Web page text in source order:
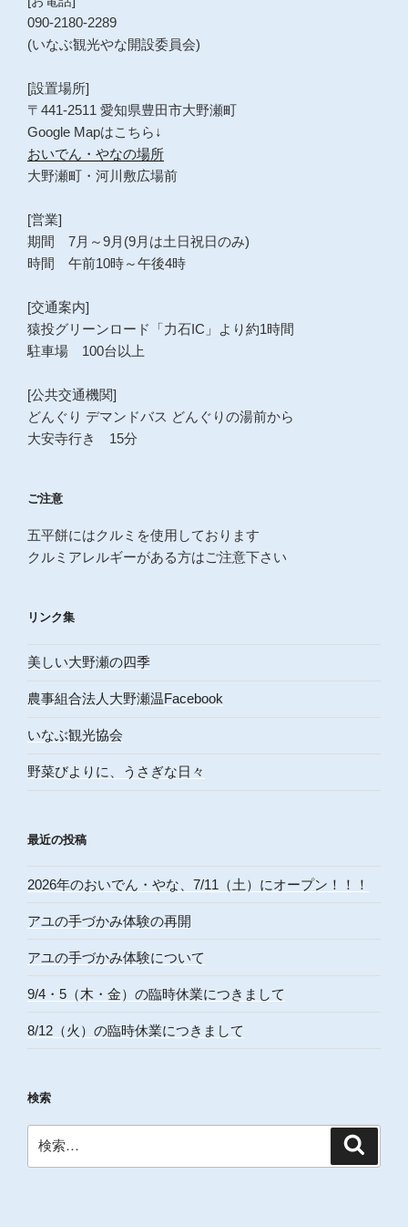
ジ
送
り
090-2180-2289
(いなぶ観光やな開設委員会)
[設置場所]
〒441-2511 愛知県豊田市大野瀬町
Google Mapはこちら↓
おいでん・やなの場所
大野瀬町・河川敷広場前
[営業]
期間 7月～9月(9月は土日祝日のみ)
時間 午前10時～午後4時
[交通案内]
猿投グリーンロード「力石IC」より約1時間
駐車場 100台以上
[公共交通機関]
どんぐり デマンドバス どんぐりの湯前から
大安寺行き 15分
ご注意
五平餅にはクルミを使用しております
クルミアレルギーがある方はご注意下さい
リンク集
美しい大野瀬の四季
農事組合法人大野瀬温Facebook
いなぶ観光協会
野菜びよりに、うさぎな日々
最近の投稿
2026年のおいでん・やな、7/11（土）にオープン！！！
アユの手づかみ体験の再開
アユの手づかみ体験について
9/4・5（木・金）の臨時休業につきまして
8/12（火）の臨時休業につきまして
検索
索: